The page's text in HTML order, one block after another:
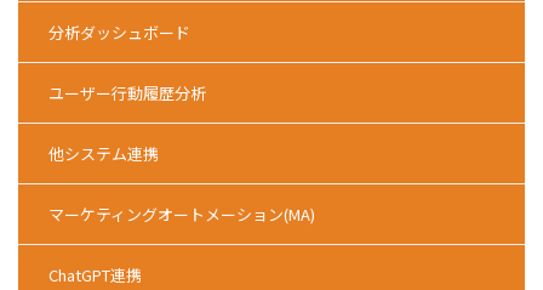
分析ダッシュボード
ユーザー行動履歴分析
他システム連携
マーケティングオートメーション(MA)
ChatGPT連携